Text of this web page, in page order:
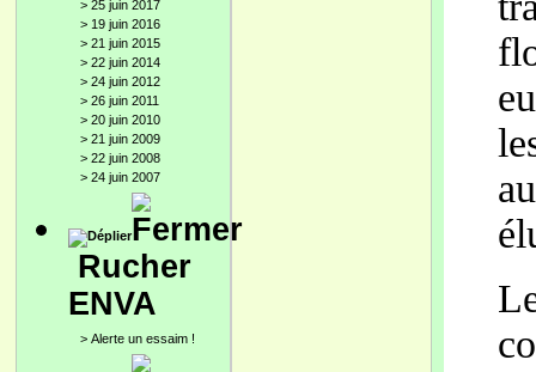
> 25 juin 2017
> 19 juin 2016
> 21 juin 2015
> 22 juin 2014
> 24 juin 2012
> 26 juin 2011
> 20 juin 2010
> 21 juin 2009
> 22 juin 2008
> 24 juin 2007
Rucher
ENVA
> Alerte un essaim !